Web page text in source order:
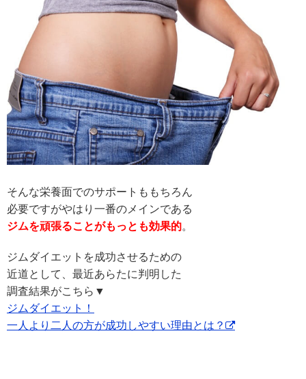
そんな栄養面でのサポートももちろん
必要ですがやはり一番のメインである
ジムを頑張ることがもっとも効果的。
ジムダイエットを成功させるための
近道として、 最近あらたに判明した
調査結果がこちら▼
ジムダイエット！
一人より二人の方が成功しやすい理由とは？